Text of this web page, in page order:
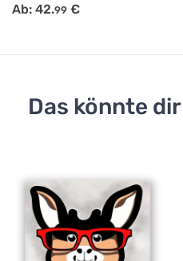
Ab: 42.99 €
Das könnte